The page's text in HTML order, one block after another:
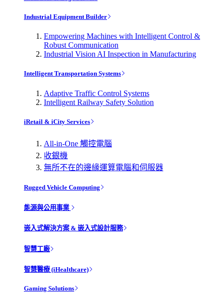
Industrial Equipment Builder
Empowering Machines with Intelligent Control &
Robust Communication
Industrial Vision AI Inspection in Manufacturing
Intelligent Transportation Systems
Adaptive Traffic Control Systems
Intelligent Railway Safety Solution
iRetail & iCity Services
All-in-One 觸控電腦
收銀機
無所不在的邊緣運算電腦和伺服器
Rugged Vehicle Computing
能源與公用事業
嵌入式解決方案 & 嵌入式設計服務
智慧工廠
智慧醫療 (iHealthcare)
Gaming Solutions